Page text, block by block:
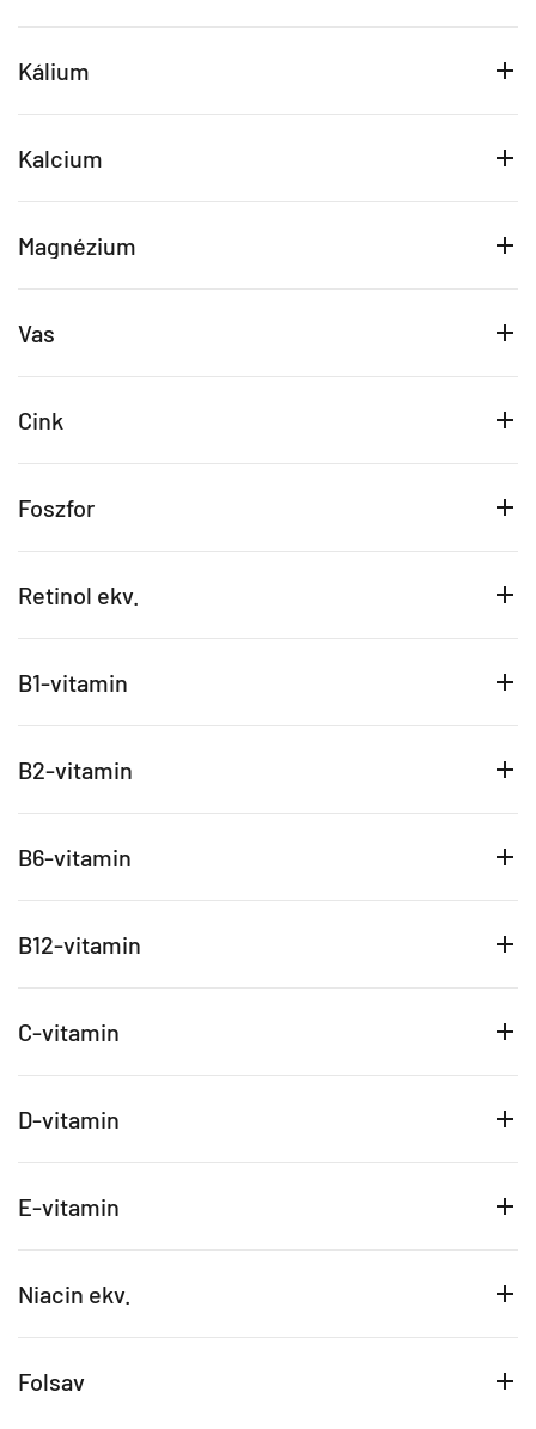
Kálium
Kalcium
Magnézium
Vas
Cink
Foszfor
Retinol ekv.
B1-vitamin
B2-vitamin
B6-vitamin
B12-vitamin
C-vitamin
D-vitamin
E-vitamin
Niacin ekv.
Folsav